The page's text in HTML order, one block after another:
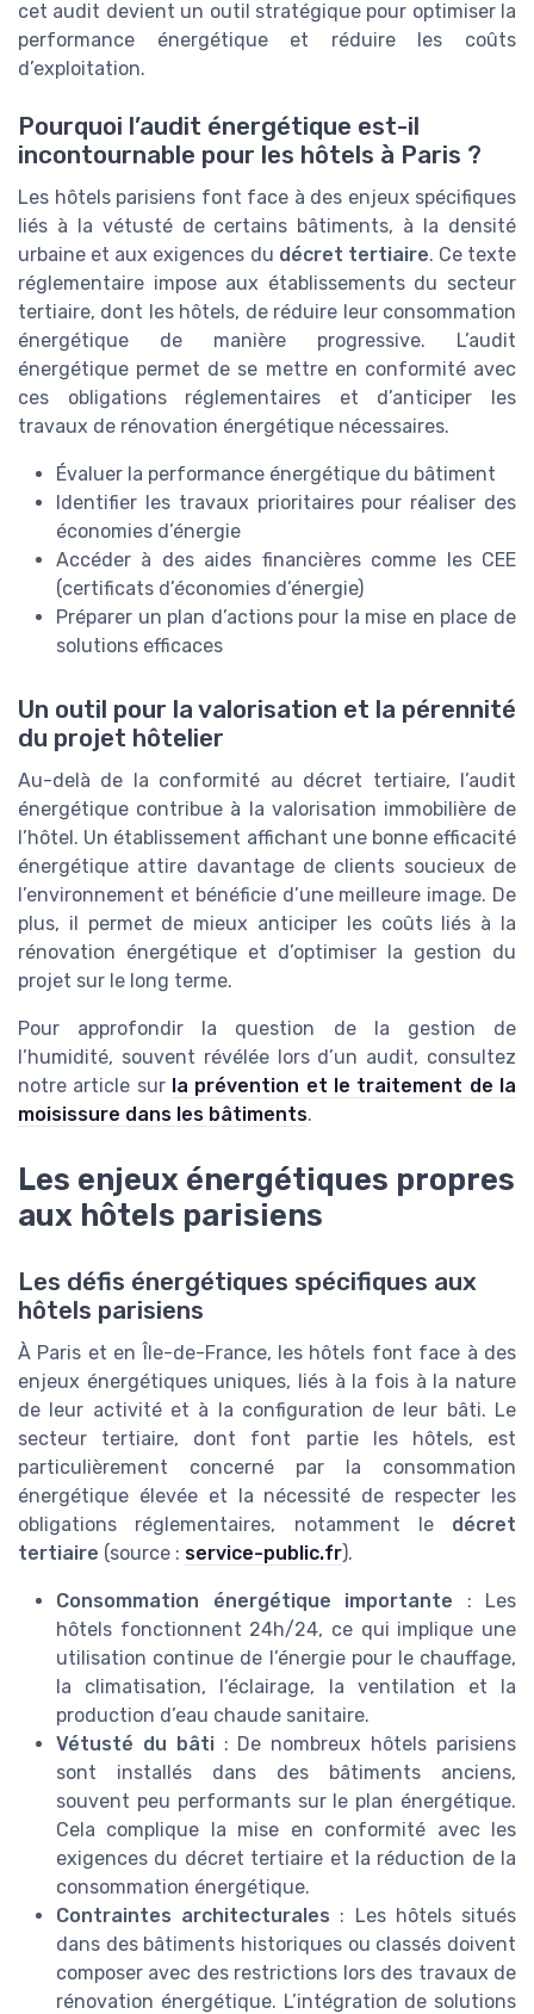
cet audit devient un outil stratégique pour optimiser la
performance énergétique et réduire les coûts
d’exploitation.
Pourquoi l’audit énergétique est-il
incontournable pour les hôtels à Paris ?
Les hôtels parisiens font face à des enjeux spécifiques
liés à la vétusté de certains bâtiments, à la densité
urbaine et aux exigences du décret tertiaire. Ce texte
réglementaire impose aux établissements du secteur
tertiaire, dont les hôtels, de réduire leur consommation
énergétique de manière progressive. L’audit
énergétique permet de se mettre en conformité avec
ces obligations réglementaires et d’anticiper les
travaux de rénovation énergétique nécessaires.
Évaluer la performance énergétique du bâtiment
Identifier les travaux prioritaires pour réaliser des
économies d’énergie
Accéder à des aides financières comme les CEE
(certificats d’économies d’énergie)
Préparer un plan d’actions pour la mise en place de
solutions efficaces
Un outil pour la valorisation et la pérennité
du projet hôtelier
Au-delà de la conformité au décret tertiaire, l’audit
énergétique contribue à la valorisation immobilière de
l’hôtel. Un établissement affichant une bonne efficacité
énergétique attire davantage de clients soucieux de
l’environnement et bénéficie d’une meilleure image. De
plus, il permet de mieux anticiper les coûts liés à la
rénovation énergétique et d’optimiser la gestion du
projet sur le long terme.
Pour approfondir la question de la gestion de
l’humidité, souvent révélée lors d’un audit, consultez
notre article sur la prévention et le traitement de la
moisissure dans les bâtiments.
Les enjeux énergétiques propres
aux hôtels parisiens
Les défis énergétiques spécifiques aux
hôtels parisiens
À Paris et en Île-de-France, les hôtels font face à des
enjeux énergétiques uniques, liés à la fois à la nature
de leur activité et à la configuration de leur bâti. Le
secteur tertiaire, dont font partie les hôtels, est
particulièrement concerné par la consommation
énergétique élevée et la nécessité de respecter les
obligations réglementaires, notamment le décret
tertiaire (source : service-public.fr).
Consommation énergétique importante : Les
hôtels fonctionnent 24h/24, ce qui implique une
utilisation continue de l’énergie pour le chauffage,
la climatisation, l’éclairage, la ventilation et la
production d’eau chaude sanitaire.
Vétusté du bâti: De nombreux hôtels parisiens
sont installés dans des bâtiments anciens,
souvent peu performants sur le plan énergétique.
Cela complique la mise en conformité avec les
exigences du décret tertiaire et la réduction de la
consommation énergétique.
Contraintes architecturales : Les hôtels situés
dans des bâtiments historiques ou classés doivent
composer avec des restrictions lors des travaux de
rénovation énergétique. L’intégration de solutions